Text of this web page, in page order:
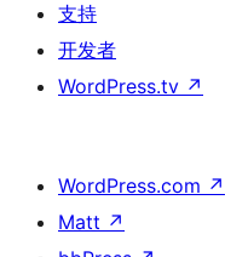
支持
开发者
WordPress.tv ↗
WordPress.com ↗
Matt ↗